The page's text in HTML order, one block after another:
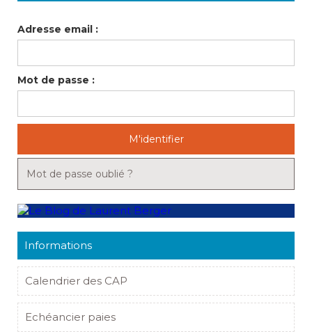
Adresse email :
Mot de passe :
M'identifier
Mot de passe oublié ?
Informations
Calendrier des CAP
Echéancier paies